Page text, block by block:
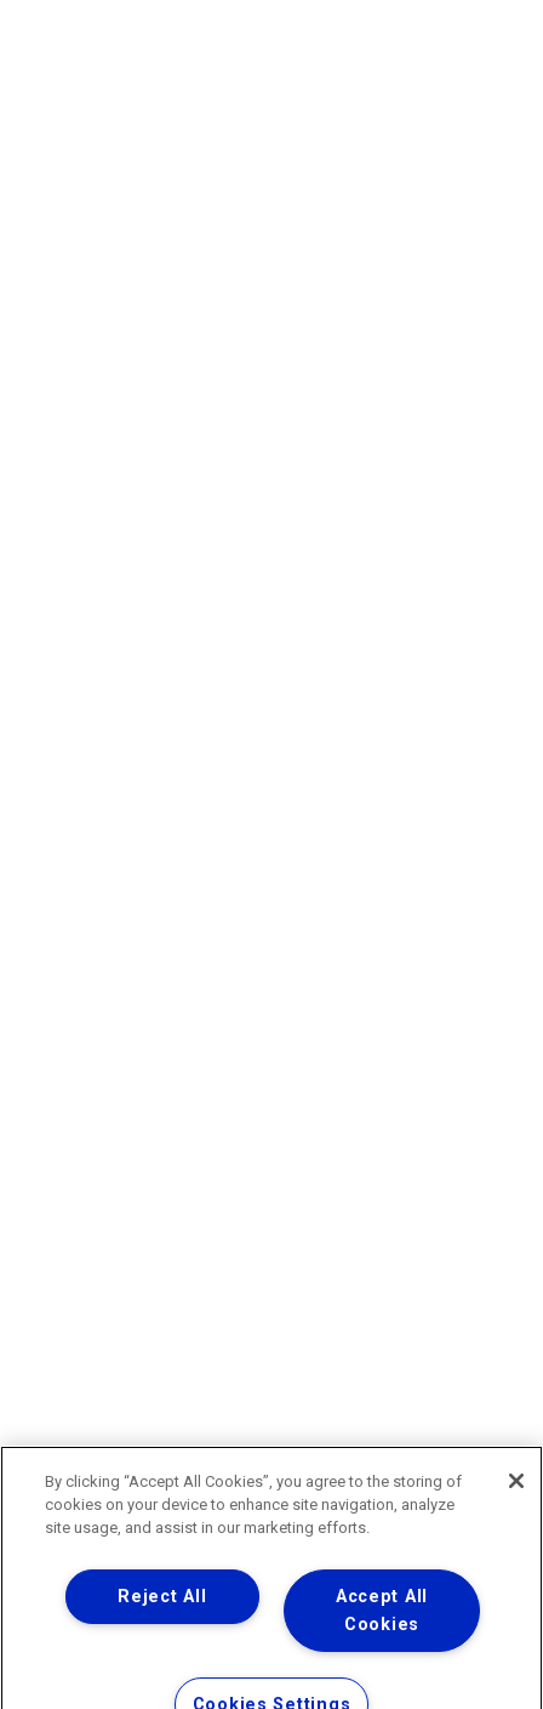
By clicking “Accept All Cookies”, you agree to the storing of
cookies on your device to enhance site navigation, analyze
site usage, and assist in our marketing efforts.
Accept All
Cookies
Reject All
Cookies Settings